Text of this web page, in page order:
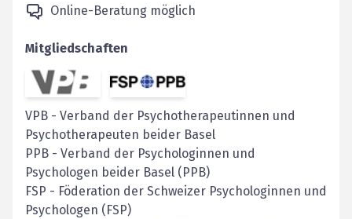
Online-Beratung möglich
Mitgliedschaften
VPB - Verband der Psychotherapeutinnen und
Psychotherapeuten beider Basel
PPB - Verband der Psychologinnen und
Psychologen beider Basel (PPB)
FSP - Föderation der Schweizer Psychologinnen und
Psychologen (FSP)